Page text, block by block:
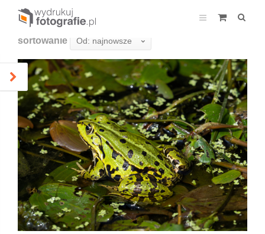
sortowanie